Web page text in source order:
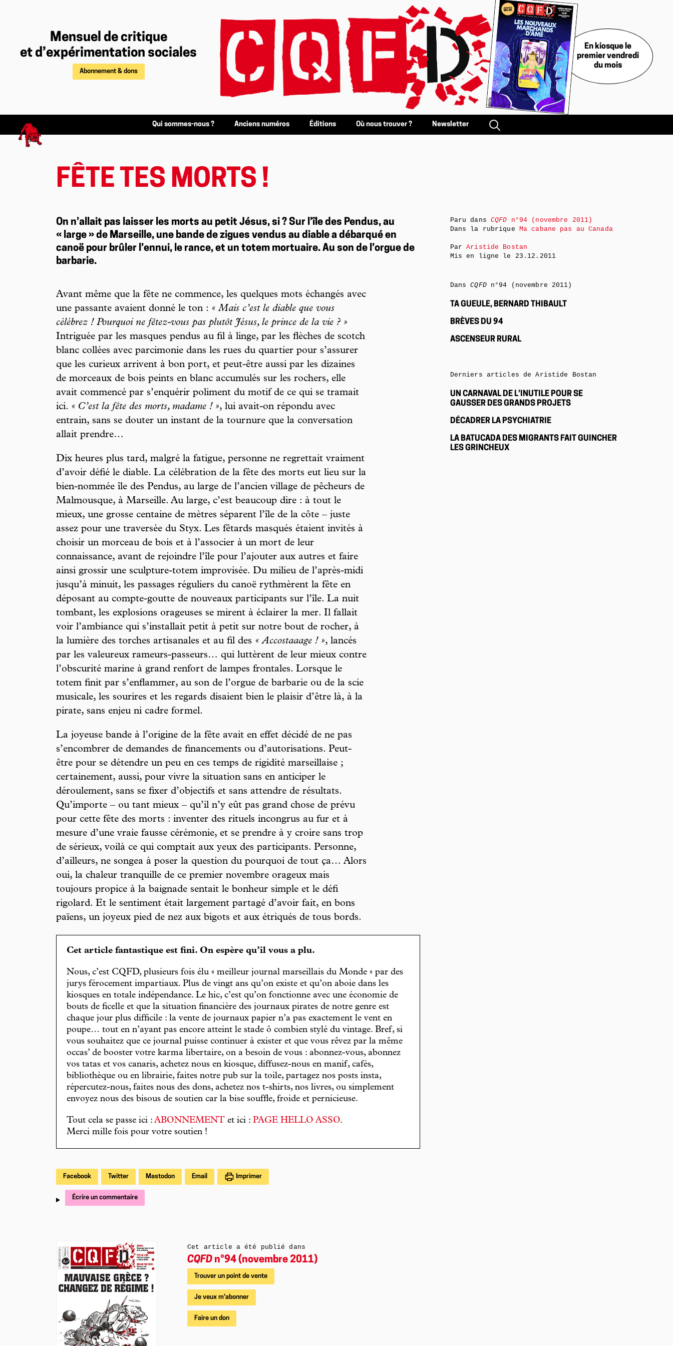
Mensuel de critique
et d’expérimentation sociales
Abonnement & dons
En kiosque le
premier vendredi
du mois
Qui sommes-nous ? Anciens numéros Éditions Où nous trouver ? Newsletter
FÊTE TES MORTS !
On n’allait pas laisser les morts au petit Jésus, si ? Sur l’île des Pendus, au
« large » de Marseille, une bande de zigues vendus au diable a débarqué en
canoë pour brûler l’ennui, le rance, et un totem mortuaire. Au son de l’orgue de
barbarie.
Avant même que la fête ne commence, les quelques mots échangés avec
une passante avaient donné le ton : « Mais c’est le diable que vous
célébrez ! Pourquoi ne fêtez-vous pas plutôt Jésus, le prince de la vie ? »
Intriguée par les masques pendus au fil à linge, par les flèches de scotch
blanc collées avec parcimonie dans les rues du quartier pour s’assurer
que les curieux arrivent à bon port, et peut-être aussi par les dizaines
de morceaux de bois peints en blanc accumulés sur les rochers, elle
avait commencé par s’enquérir poliment du motif de ce qui se tramait
ici. « C’est la fête des morts, madame ! », lui avait-on répondu avec
entrain, sans se douter un instant de la tournure que la conversation
allait prendre…
Dix heures plus tard, malgré la fatigue, personne ne regrettait vraiment
d’avoir défié le diable. La célébration de la fête des morts eut lieu sur la
bien-nommée île des Pendus, au large de l’ancien village de pêcheurs de
Malmousque, à Marseille. Au large, c’est beaucoup dire : à tout le
mieux, une grosse centaine de mètres séparent l’île de la côte – juste
assez pour une traversée du Styx. Les fêtards masqués étaient invités à
choisir un morceau de bois et à l’associer à un mort de leur
connaissance, avant de rejoindre l’île pour l’ajouter aux autres et faire
ainsi grossir une sculpture-totem improvisée. Du milieu de l’après-midi
jusqu’à minuit, les passages réguliers du canoë rythmèrent la fête en
déposant au compte-goutte de nouveaux participants sur l’île. La nuit
tombant, les explosions orageuses se mirent à éclairer la mer. Il fallait
voir l’ambiance qui s’installait petit à petit sur notre bout de rocher, à
la lumière des torches artisanales et au fil des « Accostaaage ! », lancés
par les valeureux rameurs-passeurs… qui luttèrent de leur mieux contre
l’obscurité marine à grand renfort de lampes frontales. Lorsque le
totem finit par s’enflammer, au son de l’orgue de barbarie ou de la scie
musicale, les sourires et les regards disaient bien le plaisir d’être là, à la
pirate, sans enjeu ni cadre formel.
La joyeuse bande à l’origine de la fête avait en effet décidé de ne pas
s’encombrer de demandes de financements ou d’autorisations. Peut-
être pour se détendre un peu en ces temps de rigidité marseillaise ;
certainement, aussi, pour vivre la situation sans en anticiper le
déroulement, sans se fixer d’objectifs et sans attendre de résultats.
Qu’importe – ou tant mieux – qu’il n’y eût pas grand chose de prévu
pour cette fête des morts : inventer des rituels incongrus au fur et à
mesure d’une vraie fausse cérémonie, et se prendre à y croire sans trop
de sérieux, voilà ce qui comptait aux yeux des participants. Personne,
d’ailleurs, ne songea à poser la question du pourquoi de tout ça… Alors
oui, la chaleur tranquille de ce premier novembre orageux mais
toujours propice à la baignade sentait le bonheur simple et le défi
rigolard. Et le sentiment était largement partagé d’avoir fait, en bons
païens, un joyeux pied de nez aux bigots et aux étriqués de tous bords.
Cet article fantastique est fini. On espère qu’il vous a plu.
Nous, c’est CQFD, plusieurs fois élu « meilleur journal marseillais du Monde » par des
jurys férocement impartiaux. Plus de vingt ans qu’on existe et qu’on aboie dans les
kiosques en totale indépendance. Le hic, c’est qu’on fonctionne avec une économie de
bouts de ficelle et que la situation financière des journaux pirates de notre genre est
chaque jour plus difficile : la vente de journaux papier n’a pas exactement le vent en
poupe… tout en n’ayant pas encore atteint le stade ô combien stylé du vintage. Bref, si
vous souhaitez que ce journal puisse continuer à exister et que vous rêvez par la même
occas’ de booster votre karma libertaire, on a besoin de vous : abonnez-vous, abonnez
vos tatas et vos canaris, achetez nous en kiosque, diffusez-nous en manif, cafés,
bibliothèque ou en librairie, faites notre pub sur la toile, partagez nos posts insta,
répercutez-nous, faites nous des dons, achetez nos t-shirts, nos livres, ou simplement
envoyez nous des bisous de soutien car la bise souffle, froide et pernicieuse.
Tout cela se passe ici : ABONNEMENT et ici : PAGE HELLO ASSO.
Merci mille fois pour votre soutien !
Facebook Twitter Mastodon Email Imprimer
Écrire un commentaire
Cet article a été publié dans
CQFD n°94 (novembre 2011)
Trouver un point de vente
Je veux m'abonner
Faire un don
Paru dans CQFD n°94 (novembre 2011)
Dans la rubrique Ma cabane pas au Canada
ParAristide Bostan
Mis en ligne le 23.12.2011
DansCQFDn°94 (novembre 2011)
TA GUEULE, BERNARD THIBAULT
BRÈVES DU 94
ASCENSEUR RURAL
Derniers articles de Aristide Bostan
UN CARNAVAL DE L’INUTILE POUR SE
GAUSSER DES GRANDS PROJETS
DÉCADRER LA PSYCHIATRIE
LA BATUCADA DES MIGRANTS FAIT GUINCHER
LES GRINCHEUX